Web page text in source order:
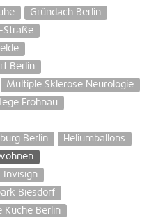
Gründach Berlin
Straße
Berlin
Multiple Sklerose Neurologie
Frohnau
Berlin
Heliumballons
Invisign
Biesdorf
Küche Berlin